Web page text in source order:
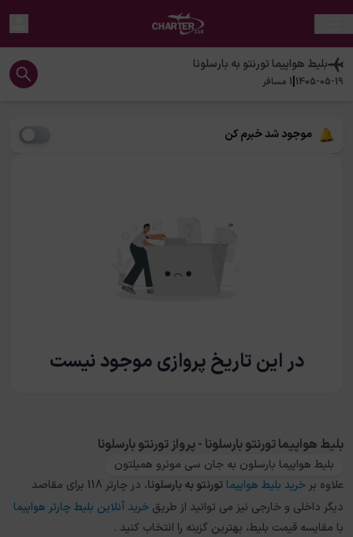
بلیط هواپیماتورنتو به بارسلونا
1405-05-19
|
1 مسافر
موجود شد خبرم کن
در این تاریخ پروازی موجود نیست
بلیط هواپیما تورنتو بارسلونا - پرواز تورنتو بارسلونا
بلیط هواپیما بارسلون به جان سی مونرو همیلتون
علاوه بر خرید بلیط هواپیما تورنتوبهبارسلونا
، در چارتر 118 برای مقاصد
دیگر داخلی و خارجی نیز می توانید از طریق خرید آنلاین بلیط چارتر هواپیما
با مقایسه قیمت بلیط، بهترین گزینه را انتخاب کنید .